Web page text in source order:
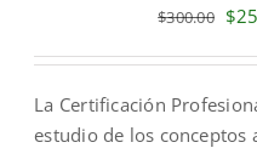
$300.00 $
La Certificación
estudio de los conceptos